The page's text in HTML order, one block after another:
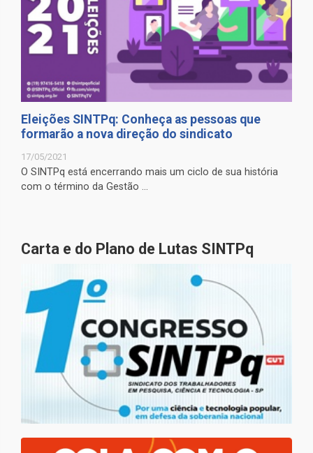
Eleições SINTPq: Conheça as pessoas que
formarão a nova direção do sindicato
17/05/2021
O SINTPq está encerrando mais um ciclo de sua história
com o término da Gestão ...
Carta e do Plano de Lutas SINTPq